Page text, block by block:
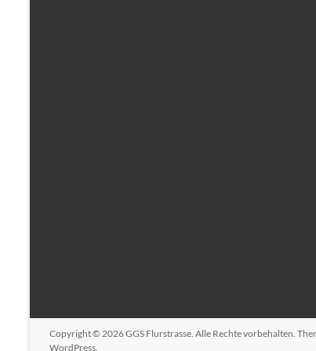
Copyright © 2026GGS Flurstrasse. Alle Rechte vorbehalten.
WordPress.